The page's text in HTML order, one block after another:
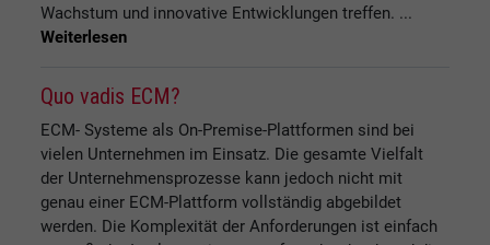
Wachstum und innovative Entwicklungen treffen. ...
Weiterlesen
Quo vadis ECM?
ECM- Systeme als On-Premise-Plattformen sind bei
vielen Unternehmen im Einsatz. Die gesamte Vielfalt
der Unternehmensprozesse kann jedoch nicht mit
genau einer ECM-Plattform vollständig abgebildet
werden. Die Komplexität der Anforderungen ist einfach